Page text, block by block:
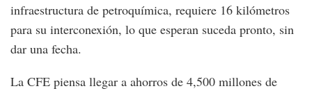
infraestructura de petroquímica, requiere 16 kilómetros
para su interconexión, lo que esperan suceda pronto, sin
dar una fecha.
La CFE piensa llegar a ahorros de 4,500 millones de